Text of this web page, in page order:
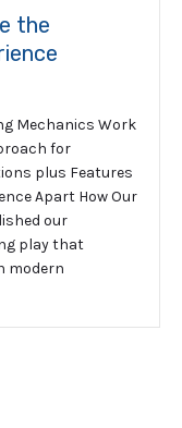
the
Mechanics Work
for
plus Features
Apart How Our
our
play that
modern